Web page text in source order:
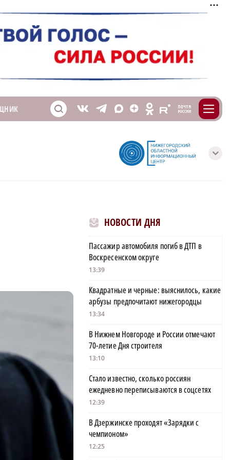
S V T X Z O E m
с
НОВОСТИ ДНЯ
Пассажир автомобиля погиб в ДТП в
Воскресенском округе
13:39
Квадратные и черные: выяснилось, какие
арбузы предпочитают нижегородцы
13:34
В Нижнем Новгороде и России отмечают
70-летие Дня строителя
13:10
Стало известно, сколько россиян
ежедневно переписываются в соцсетях
12:39
В Дзержинске проходят «Зарядки с
чемпионом»
12:25